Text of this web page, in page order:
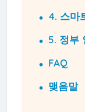
4. 스마
5. 정부
FAQ
맺음말